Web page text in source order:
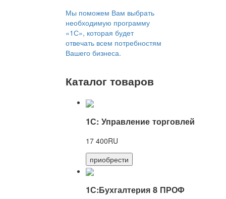
Мы поможем Вам выбрать
необходимую программу
«1С», которая будет
отвечать всем потребностям
Вашего бизнеса.
Каталог товаров
1С: Управление торговлей
17 400RU
приобрести
1С:Бухгалтерия 8 ПРОФ